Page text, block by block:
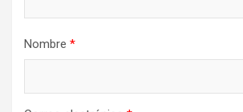
Nombre *